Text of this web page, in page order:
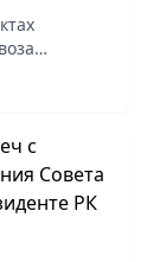
40 тыс.